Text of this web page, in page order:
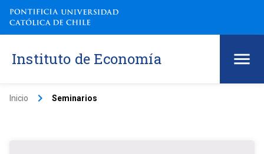
Instituto de Economía
Inicio keyboard_arrow_right Seminarios